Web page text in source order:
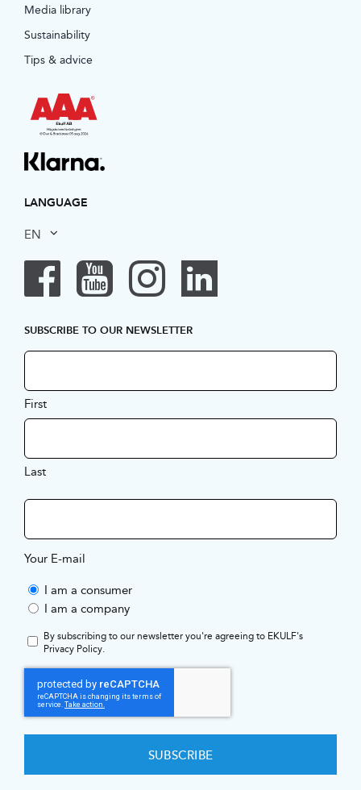
Media library
Sustainability
Tips & advice
LANGUAGE
EN
SUBSCRIBE TO OUR NEWSLETTER
First
Last
Your E-mail
I am a consumer
I am a company
By subscribing to our newsletter you're agreeing to EKULF's
Privacy Policy.